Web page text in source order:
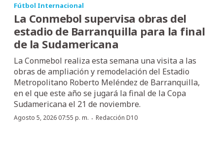
Fútbol Internacional
La Conmebol supervisa obras del
estadio de Barranquilla para la final
de la Sudamericana
La Conmebol realiza esta semana una visita a las
obras de ampliación y remodelación del Estadio
Metropolitano Roberto Meléndez de Barranquilla,
en el que este año se jugará la final de la Copa
Sudamericana el 21 de noviembre.
Agosto 5, 2026 07:55 p. m. · Redacción D10